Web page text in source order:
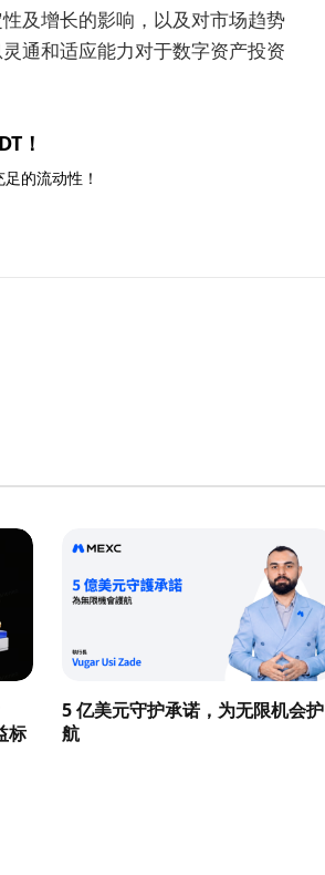
及增长的影响，以及对市场趋势
通和适应能力对于数字资产投资
！
的流动性！
标
5 亿美元守护承诺，为无限机会护
航